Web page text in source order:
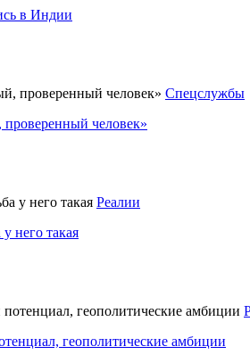
в Индии
Спецслужбы
человек»
Реалии
него такая
геополитические амбиции